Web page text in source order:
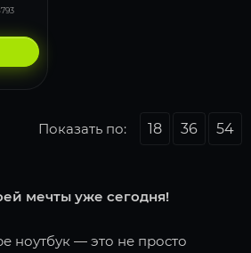
Показать по: 18 36 54
мечты уже сегодня!
ноутбук — это не просто